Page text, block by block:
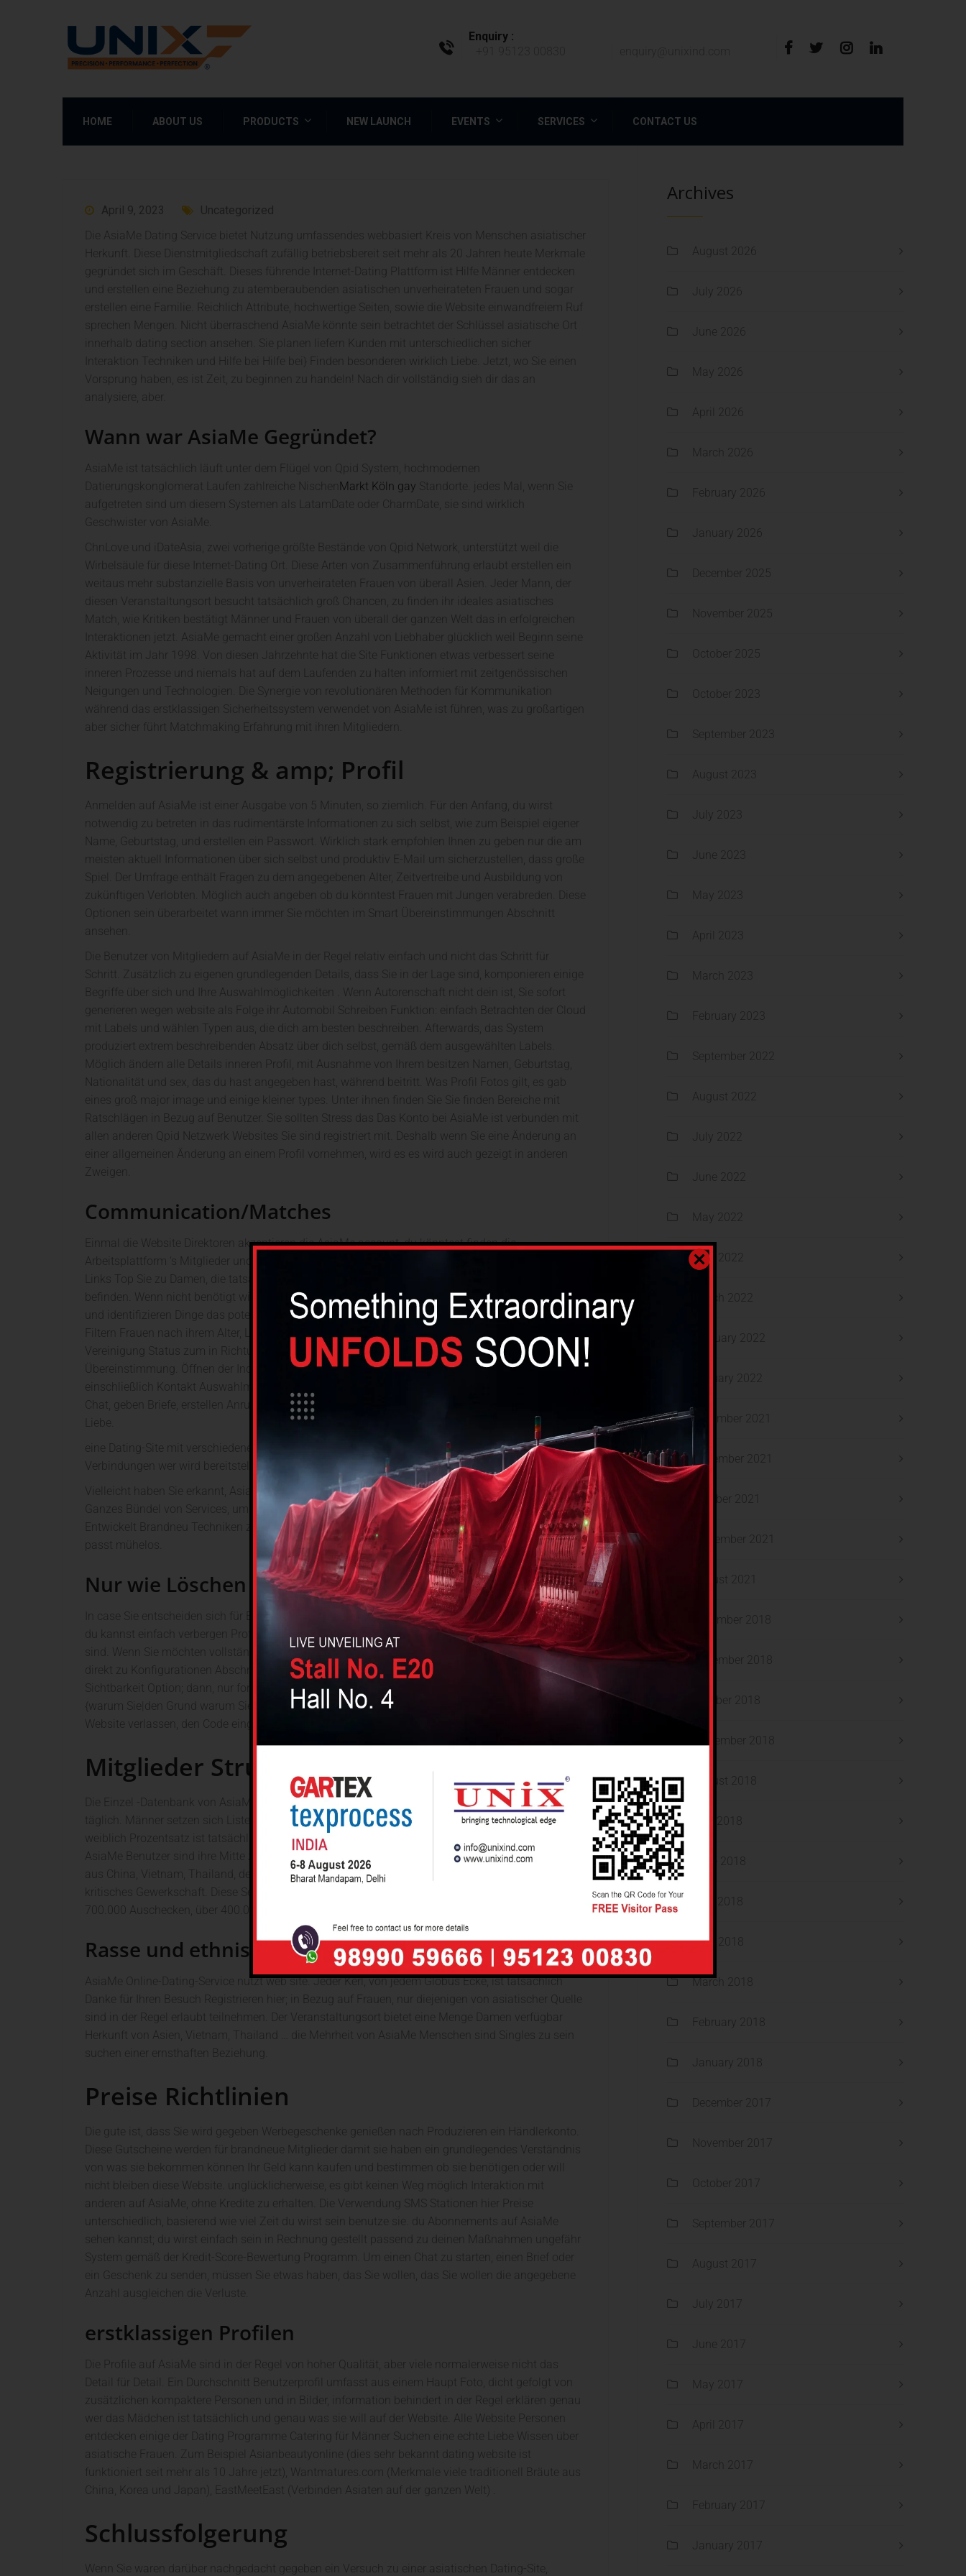
Enquiry :
HOME ABOUT US PRODUCTS NEW LAUNCH EVENTS SERVICES CONTACT US
April 9, 2023
Uncategorized
Die AsiaMe Dating Service bietet Nutzung umfassendes webbasiert Kreis von Menschen asiatischer
Herkunft. Diese Dienstmitgliedschaft zufällig betriebsbereit seit mehr als 20 Jahren heute Merkmale
gegründet sich im Geschäft. Dieses führende Internet-Dating Plattform ist Hilfe Männer entdecken
und erstellen eine Beziehung zu atemberaubenden asiatischen unverheirateten Frauen und sogar
erstellen eine Familie. Reichlich Attribute, hochwertige Seiten, sowie die Website einwandfreiem Ruf
sprechen Mengen. Nicht überraschend AsiaMe könnte sein betrachtet der Schlüssel asiatische Ort
innerhalb dating section ansehen. Sie planen liefern Kunden mit unterschiedlichen sicher
Interaktion Techniken und Hilfe bei Hilfe bei} Finden besonderen wirklich Liebe. Jetzt, wo Sie einen
Vorsprung haben, es ist Zeit, zu beginnen zu handeln! Nach dir vollständig sieh dir das an
analysiere, aber.
Wann war AsiaMe Gegründet?
AsiaMe ist tatsächlich läuft unter dem Flügel von Qpid System, hochmodernen
Datierungskonglomerat Laufen zahlreiche Nischen Markt Köln gay Standorte. jedes Mal, wenn Sie
aufgetreten sind um diesem Systemen als LatamDate oder CharmDate, sie sind wirklich
Geschwister von AsiaMe.
ChnLove und iDateAsia, zwei vorherige größte Bestände von Qpid Network, unterstützt weil die
Wirbelsäule für diese Internet-Dating Ort. Diese Arten von Zusammenführung erlaubt erstellen ein
weitaus mehr substanzielle Basis von unverheirateten Frauen von überall Asien. Jeder Mann, der
diesen Veranstaltungsort besucht tatsächlich groß Chancen, zu finden ihr ideales asiatisches
Match, wie Kritiken bestätigt Männer und Frauen von überall der ganzen Welt das in erfolgreichen
Interaktionen jetzt. AsiaMe gemacht einer großen Anzahl von Liebhaber glücklich weil Beginn seine
Aktivität im Jahr 1998. Von diesen Jahrzehnte hat die Site Funktionen etwas verbessert seine
inneren Prozesse und niemals hat auf dem Laufenden zu halten informiert mit zeitgenössischen
Neigungen und Technologien. Die Synergie von revolutionären Methoden für Kommunikation
während das erstklassigen Sicherheitssystem verwendet von AsiaMe ist führen, was zu großartigen
aber sicher führt Matchmaking Erfahrung mit ihren Mitgliedern.
Registrierung & amp; Profil
Anmelden auf AsiaMe ist einer Ausgabe von 5 Minuten, so ziemlich. Für den Anfang, du wirst
notwendig zu betreten in das rudimentärste Informationen zu sich selbst, wie zum Beispiel eigener
Name, Geburtstag, und erstellen ein Passwort. Wirklich stark empfohlen Ihnen zu geben nur die am
meisten aktuell Informationen über sich selbst und produktiv E-Mail um sicherzustellen, dass große
Spiel. Der Umfrage enthält Fragen zu dem angegebenen Alter, Zeitvertreibe und Ausbildung von
zukünftigen Verlobten. Möglich auch angeben ob du könntest Frauen mit Jungen verabreden. Diese
Optionen sein überarbeitet wann immer Sie möchten im Smart Übereinstimmungen Abschnitt
ansehen.
Die Benutzer von Mitgliedern auf AsiaMe in der Regel relativ einfach und nicht das Schritt für
Schritt. Zusätzlich zu eigenen grundlegenden Details, dass Sie in der Lage sind, komponieren einige
Begriffe über sich und Ihre Auswahlmöglichkeiten . Wenn Autorenschaft nicht dein ist, Sie sofort
generieren wegen website als Folge ihr Automobil Schreiben Funktion: einfach Betrachten der Cloud
mit Labels und wählen Typen aus, die dich am besten beschreiben. Afterwards, das System
produziert extrem beschreibenden Absatz über dich selbst, gemäß dem ausgewählten Labels.
Möglich ändern alle Details inneren Profil, mit Ausnahme von Ihrem besitzen Namen, Geburtstag,
Nationalität und sex, das du hast angegeben hast, während beitritt. Was Profil Fotos gilt, es gab
eines groß major image und einige kleiner types. Unter ihnen finden Sie Sie finden Bereiche mit
Ratschlägen in Bezug auf Benutzer. Sie sollten Stress das Das Konto bei AsiaMe ist verbunden mit
allen anderen Qpid Netzwerk Websites Sie sind registriert mit. Deshalb wenn Sie eine Änderung an
einer allgemeinen Änderung an einem Profil vornehmen, wird es es wird auch gezeigt in anderen
Zweigen.
Communication/Matches
Einmal die Website Direktoren akzeptieren die AsiaMe account, du könntest finden die
Arbeitsplattform ‘s Mitglieder und Funktionen. Initial, Sie sind eingeladen zu erkunden drei Website-
Links Top Sie zu Damen, die tatsächlich sind AsiaMe, sind im Internet und vorgestellten Menschen
befinden. Wenn nicht benötigt wird das Interesse, Chancen beginnen auf der Suche nach sich selbst
und identifizieren Dinge das potenzielle Match muss. AsiaMe tatsächlich kurze Suche, dies Sie zu
Filtern Frauen nach ihrem Alter, Land, Karriere, Auswahlbereich von tatsächlich Spezifikationen und
Vereinigung Status zum in Richtung des} Tierkreises der Angabe} Ihrer eigenen|der} perfekten
Übereinstimmung. Öffnen der Individuen vollständig wird enthüllen viel mehr Details zu die Dame,
einschließlich Kontakt Auswahlmöglichkeiten. In AsiaMe beginnen Kommunikation über einen
Chat, geben Briefe, erstellen Anrufe oder Senden von Geschenken / Blumen zum Demonstrieren
Liebe.
eine Dating-Site mit verschiedenen Kommunikation Kanälen ist tatsächlich ungewöhnliche deine
Verbindungen wer wird bereitstellen einen Anruf).
Vielleicht haben Sie erkannt, AsiaMe, genau wie andere Qpid Unternehmen Systeme, liefert ein
Ganzes Bündel von Services, um Gewürze Umstände zwischen Ihr internetbasiert Zeit. Es bietet
Entwickelt Brandneu Techniken zu lass dich} mit|zu sprechen|zu korrespondieren|mit} eigenen
passt mühelos.
Nur wie Löschen AsiaMe-Konto
In case Sie entscheiden sich für End eigene Erfahrung mit diese Service-Mitgliedschaft für Einmal,
du kannst einfach verbergen Profil und bring es wieder zurück zu Existenz wann Sie vorbereitet
sind. Wenn Sie möchten vollständig Ihr Konto deaktivieren|Ihr Bankkonto} bei AsiaMe, gehen Sie
direkt zu Konfigurationen Abschnitt aus die links Region des Seite und wählen die Ausschalten
Sichtbarkeit Option; dann, nur fortfahren mit den angebotenen Anweisungen. Sie müssen schreiben
{warum Sie|den Grund warum Sie|die Gründe warum Sie|genau warum Sie|genau, warum Sie die
Website verlassen, den Code eingeben und den Vorgang abschließen durch Drücken Weiter.
Mitglieder Struktur
Die Einzel -Datenbank von AsiaMe wächst schnell mit 1000 brandneu Benutzer Beitritt die Website
täglich. Männer setzen sich Liste Website-Besuchern durch (85 Prozent); a 10: 1 männlich zu
weiblich Prozentsatz ist tatsächlich erzeugt eher positiv Umstände für Frauen hier. Die meisten
AsiaMe Benutzer sind ihre Mitte zwanzig bis Mitte dreißig. Zahlreiche einsame asiatische Damen
aus China, Vietnam, Thailand, den Philippinen und anderen asiatischen Regionen suchen suchen
kritisches Gewerkschaft. Diese Seite sein ausgecheckt von depressiven Männern von USA (über
700.000 Auschecken, über 400.000 energisch) wöchentlich), Kanada und australischer Kontinent.
Rasse und ethnische Zugehörigkeit
AsiaMe Online-Dating-Service nutzt web site. Jeder Kerl, von jedem Globus Ecke, ist tatsächlich
Danke für Ihren Besuch Registrieren hier; in Bezug auf Frauen, nur diejenigen von asiatischer Quelle
sind in der Regel erlaubt teilnehmen. Der Veranstaltungsort bietet eine Menge Damen verfügbar
Herkunft von Asien, Vietnam, Thailand … die Mehrheit von AsiaMe Menschen sind Singles zu sein
suchen einer ernsthaften Beziehung.
Preise Richtlinien
Die gute ist, dass Sie wird gegeben Werbegeschenke genießen nach Produzieren ein Händlerkonto.
Diese Gutscheine werden für brandneue Mitglieder damit sie haben ein grundlegendes Verständnis
von was sie bekommen können Ihr Geld kann kaufen und bestimmen ob sie benötigen oder will
nicht bleiben diese Website. unglücklicherweise, es gibt keinen Weg möglich Interaktion mit
anderen auf AsiaMe, ohne Kredite zu erhalten. Die Verwendung SMS Stationen hier Preise
unterschiedlich, basierend wie viel Zeit du wirst sein benutze sie. du Abonnements auf AsiaMe
sehen kannst; du wirst einfach sein in Rechnung gestellt passend zu deinen Maßnahmen ungefähr
System gemäß der Kredit-Score-Bewertung Programm. Um einen Chat zu starten, einen Brief oder
ein Geschenk zu senden, müssen Sie etwas haben, das Sie wollen, das Sie wollen die angegebene
Anzahl ausgleichen die Verluste.
erstklassigen Profilen
Die Profile auf AsiaMe sind in der Regel von hoher Qualität, aber viele normalerweise nicht das
Detail für Detail. Ein Durchschnitt Benutzerprofil umfasst aus einem Haupt Foto, dicht gefolgt von
zusätzlichen kompaktere Personen und in Bilder, information behindert in der Regel erklären genau
wer das Mädchen ist tatsächlich und genau was sie will auf der Website. Alle Website Personen
entdecken einige der Dating Programme Catering für Männer Suchen eine echte Liebe Wissen über
asiatische Frauen. Zum Beispiel Asianbeautyonline (dies sehr bekannt dating website ist
funktioniert seit mehr als 10 Jahre jetzt), Wantmatures.com (Merkmale viele traditionell Bräute aus
China, Korea und Japan), EastMeetEast (Verbinden Asiaten auf der ganzen Welt) .
Schlussfolgerung
Wenn Sie waren darüber nachgedacht gegeben ein Versuch zu einer asiatischen Dating-Site,
Archives
August 2026
July 2026
June 2026
May 2026
April 2026
March 2026
February 2026
January 2026
December 2025
November 2025
October 2025
October 2023
September 2023
August 2023
July 2023
June 2023
May 2023
April 2023
March 2023
February 2023
September 2022
August 2022
July 2022
June 2022
May 2022
April 2022
March 2022
February 2022
January 2022
December 2021
November 2021
October 2021
September 2021
August 2021
December 2018
November 2018
October 2018
September 2018
August 2018
July 2018
June 2018
May 2018
April 2018
March 2018
February 2018
January 2018
December 2017
November 2017
October 2017
September 2017
August 2017
July 2017
June 2017
May 2017
April 2017
March 2017
February 2017
January 2017